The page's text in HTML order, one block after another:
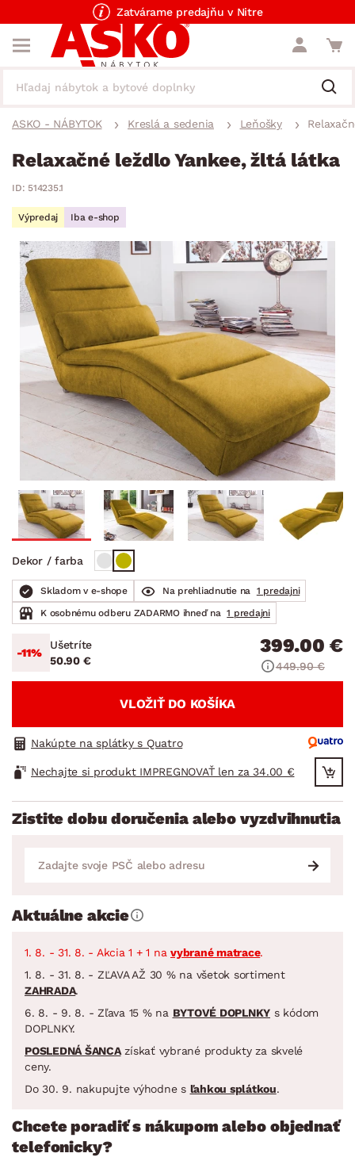
Zatvárame predajňu v Nitre
ASKO - NÁBYTOK Kreslá a sedenia Leňošky
Relaxačné leždlo Yankee, žltá látka
ID: 514235.1
Výpredaj Iba e-shop
Dekor / farba
Skladom v e-shope Na prehliadnutie na
1 predajni
K osobnému odberu ZADARMO ihneď na 1 predajni
-11%
Ušetríte
50.90 €
399.00 €
449.90 €
VLOŽIŤ DO KOŠÍKA
Nakúpte na splátky s Quatro
Nechajte si produkt IMPREGNOVAŤ len za 34.00 €
Zistite dobu doručenia alebo vyzdvihnutia
Aktuálne akcie
1. 8. - 31. 8. - Akcia 1 + 1 na vybrané matrace.
1. 8. - 31. 8. - ZĽAVA AŽ 30 % na všetok sortiment
ZAHRADA.
6. 8. - 9. 8. - Zľava 15 % na BYTOVÉ DOPLNKY s kódom
DOPLNKY.
POSLEDNÁ ŠANCAzískať vybrané produkty za skvelé
ceny.
Do 30. 9. nakupujte výhodne s ľahkou splátkou.
Chcete poradiť s nákupom alebo objednať
telefonicky?